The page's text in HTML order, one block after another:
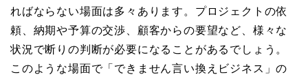
ればならない場面は多々あります。プロジェクトの依
頼、納期や予算の交渉、顧客からの要望など、様々な
状況で断りの判断が必要になることがあるでしょう。
このような場面で「できません言い換えビジネス」の